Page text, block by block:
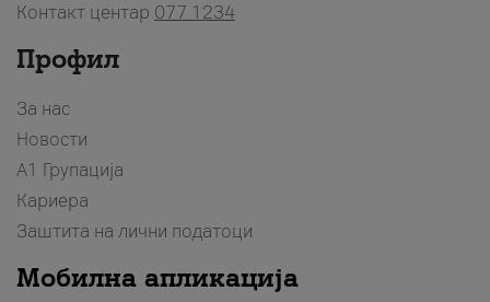
Контакт центар 077 1234
Профил
За нас
Новости
А1 Групација
Кариера
Заштита на лични податоци
Мобилна апликација